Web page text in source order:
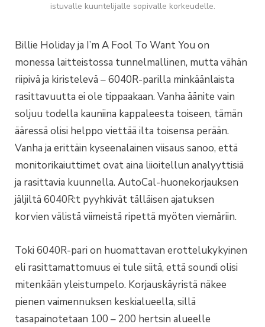
istuvalle kuuntelijalle sopivalle korkeudelle.
Billie Holiday ja I’m A Fool To Want You on
monessa laitteistossa tunnelmallinen, mutta vähän
riipivä ja kiristelevä – 6040R-parilla minkäänlaista
rasittavuutta ei ole tippaakaan. Vanha äänite vain
soljuu todella kauniina kappaleesta toiseen, tämän
ääressä olisi helppo viettää ilta toisensa perään.
Vanha ja erittäin kyseenalainen viisaus sanoo, että
monitorikaiuttimet ovat aina liioitellun analyyttisiä
ja rasittavia kuunnella. AutoCal-huonekorjauksen
jäljiltä 6040R:t pyyhkivät tälläisen ajatuksen
korvien välistä viimeistä ripettä myöten viemäriin.
Toki 6040R-pari on huomattavan erottelukykyinen
eli rasittamattomuus ei tule siitä, että soundi olisi
mitenkään yleistumpelo. Korjauskäyristä näkee
pienen vaimennuksen keskialueella, sillä
tasapainotetaan 100 – 200 hertsin alueelle